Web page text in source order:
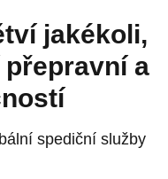
jakékoli,
a
spediční služby